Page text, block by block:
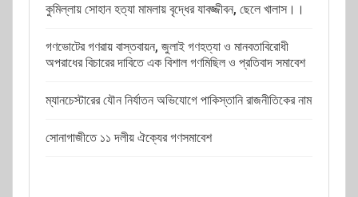
কুমিল্লায় সোহান হত্যা মামলায় বৃদ্ধের যাবজ্জীবন, ছেলে খালাস।।
গণভোটের গণরায় বাস্তবায়ন, জুলাই গণহত্যা ও মানবতাবিরোধী
অপরাধের বিচারের দাবিতে এক বিশাল গণমিছিল ও প্রতিবাদ সমাবেশ
ম্যানচেস্টারের যৌন নির্যাতন অভিযোগে পাকিস্তানি রাজনীতিকের নাম
সোনাগাজীতে ১১ দলীয় ঐক্যের গণসমাবেশ